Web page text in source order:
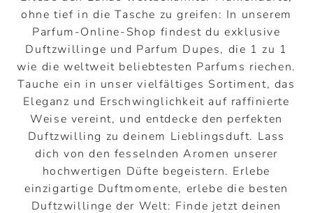
ohne tief in die Tasche zu greifen: In unserem
Parfum-Online-Shop findest du exklusive
Duftzwillinge und Parfum Dupes, die 1 zu 1
wie die weltweit beliebtesten Parfums riechen.
Tauche ein in unser vielfältiges Sortiment, das
Eleganz und Erschwinglichkeit auf raffinierte
Weise vereint, und entdecke den perfekten
Duftzwilling zu deinem Lieblingsduft. Lass
dich von den fesselnden Aromen unserer
hochwertigen Düfte begeistern. Erlebe
einzigartige Duftmomente, erlebe die besten
Duftzwillinge der Welt: Finde jetzt deinen